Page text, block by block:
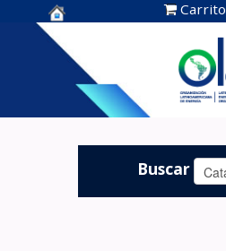
Centro de
Documentación
OLADE -
Carrito
Buscar